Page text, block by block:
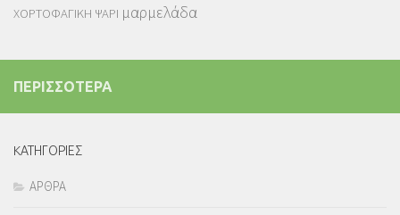
ΧΟΡΤΟΦΑΓΙΚΗ ΨΑΡΙ μαρμελάδα
ΠΕΡΙΣΣΟΤΕΡΑ
KΑΤΗΓΟΡΙΕΣ
ΑΡΘΡΑ